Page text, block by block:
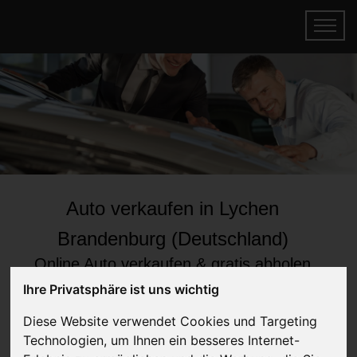
Ihre Privatsphäre ist uns wichtig
Diese Website verwendet Cookies und Targeting
Technologien, um Ihnen ein besseres Internet-
Auto verkaufen in Lychen
Brandenburg (Deutschland)
Online Auto verkaufen & gratis abholen
lassen